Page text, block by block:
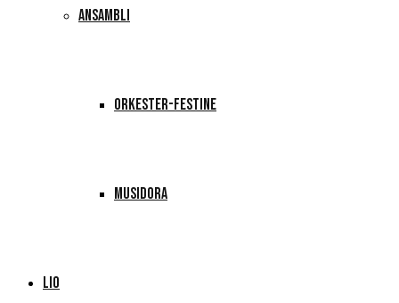
ANSAMBLI
ORKESTER-FESTINE
MUSIDORA
LIO